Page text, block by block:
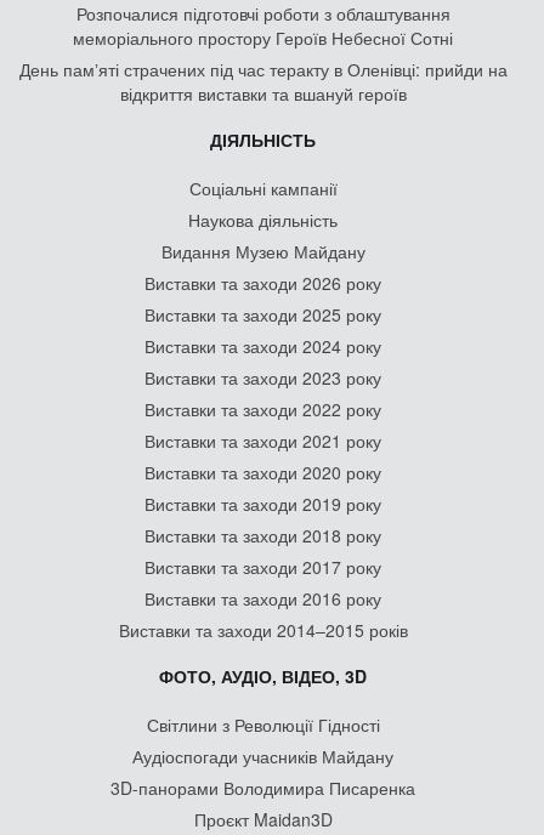
Розпочалися підготовчі роботи з облаштування
меморіального простору Героїв Небесної Сотні
День памʼяті страчених під час теракту в Оленівці: прийди на
відкриття виставки та вшануй героїв
ДІЯЛЬНІСТЬ
Соціальні кампанії
Наукова діяльність
Видання Музею Майдану
Виставки та заходи 2026 року
Виставки та заходи 2025 року
Виставки та заходи 2024 року
Виставки та заходи 2023 року
Виставки та заходи 2022 року
Виставки та заходи 2021 року
Виставки та заходи 2020 року
Виставки та заходи 2019 року
Виставки та заходи 2018 року
Виставки та заходи 2017 року
Виставки та заходи 2016 року
Виставки та заходи 2014–2015 років
ФОТО, АУДІО, ВІДЕО, 3D
Світлини з Революції Гідності
Аудіоспогади учасників Майдану
3D-панорами Володимира Писаренка
Проєкт Maidan3D